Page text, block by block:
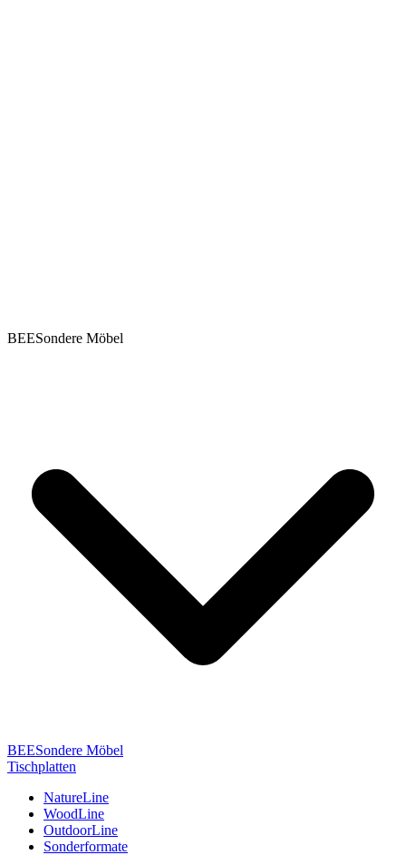
BEESondere Möbel
BEESondere Möbel
Tischplatten
NatureLine
WoodLine
OutdoorLine
Sonderformate